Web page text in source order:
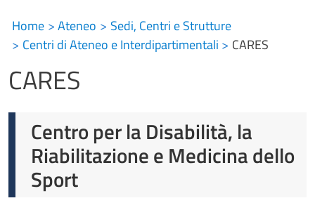
Home Ateneo
Sedi, Centri e Strutture
Centri di Ateneo e Interdipartimentali
CARES
CARES
Centro per la Disabilità, la
Riabilitazione e Medicina dello
Sport